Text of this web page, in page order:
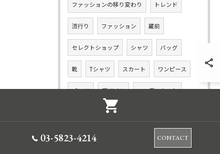
ファッションの移り変わり トレンド
流行り ファッション 蔵前
セレクトショップ シャツ バッグ
靴 Tシャツ スカート ワンピース
パンツ デザイン コーディネート
セットアップ
03-5823-4214 CONTACT